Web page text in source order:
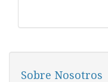
Sobre Nosotros